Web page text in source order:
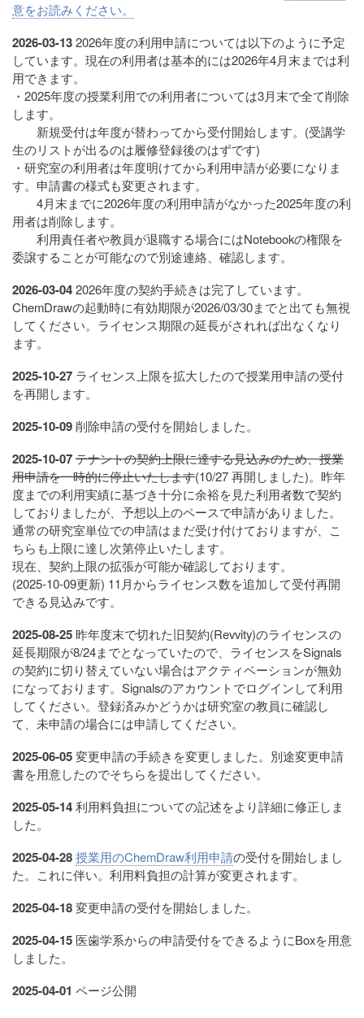
意をお読みください。
2026-03-132026年度の利用申請については以下のように予定
しています。現在の利用者は基本的には2026年4月末までは利
用できます。
・2025年度の授業利用での利用者については3月末で全て削除
します。
新規受付は年度が替わってから受付開始します。(受講学
生のリストが出るのは履修登録後のはずです)
・研究室の利用者は年度明けてから利用申請が必要になりま
す。申請書の様式も変更されます。
4月末までに2026年度の利用申請がなかった2025年度の利
用者は削除します。
利用責任者や教員が退職する場合にはNotebookの権限を
委譲することが可能なので別途連絡、確認します。
2026-03-042026年度の契約手続きは完了しています。
ChemDrawの起動時に有効期限が2026/03/30までと出ても無視
してください。ライセンス期限の延長がされれば出なくなり
ます。
2025-10-27 ライセンス上限を拡大したので授業用申請の受付
を再開します。
2025-10-09削除申請の受付を開始しました。
2025-10-07テナントの契約上限に達する見込みのため、授業
用申請を一時的に停止いたします(10/27 再開しました)。昨年
度までの利用実績に基づき十分に余裕を見た利用者数で契約
しておりましたが、予想以上のペースで申請がありました。
通常の研究室単位での申請はまだ受け付けておりますが、こ
ちらも上限に達し次第停止いたします。
現在、契約上限の拡張が可能か確認しております。
(2025-10-09更新) 11月からライセンス数を追加して受付再開
できる見込みです。
2025-08-25 昨年度末で切れた旧契約(Revvity)のライセンスの
延長期限が8/24までとなっていたので、ライセンスをSignals
の契約に切り替えていない場合はアクティベーションが無効
になっております。Signalsのアカウントでログインして利用
してください。登録済みかどうかは研究室の教員に確認し
て、未申請の場合には申請してください。
2025-06-05変更申請の手続きを変更しました。別途変更申請
書を用意したのでそちらを提出してください。
2025-05-14利用料負担についての記述をより詳細に修正しま
した。
2025-04-28授業用のChemDraw利用申請の受付を開始しまし
た。これに伴い。利用料負担の計算が変更されます。
2025-04-18変更申請の受付を開始しました。
2025-04-15 医歯学系からの申請受付をできるようにBoxを用意
しました。
2025-04-01 ページ公開